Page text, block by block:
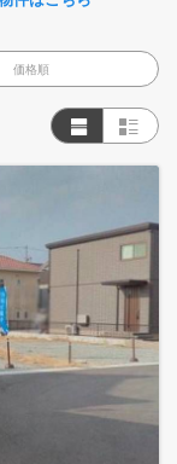
価格順